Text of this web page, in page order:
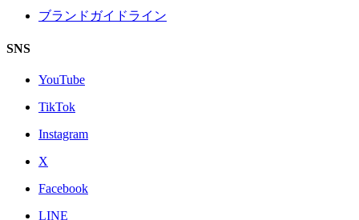
ブランドガイドライン
SNS
YouTube
TikTok
Instagram
X
Facebook
LINE